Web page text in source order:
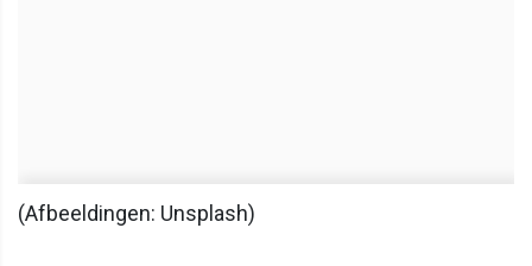
(Afbeeldingen: Unsplash)